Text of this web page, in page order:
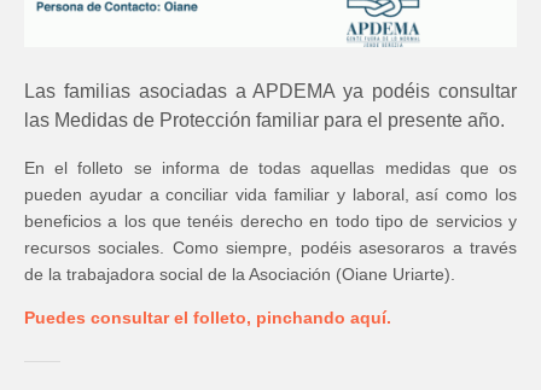
Las familias asociadas a APDEMA ya podéis consultar
las Medidas de Protección familiar para el presente año.
En el folleto se informa de todas aquellas medidas que os
pueden ayudar a conciliar vida familiar y laboral, así como los
beneficios a los que tenéis derecho en todo tipo de servicios y
recursos sociales. Como siempre, podéis asesoraros a través
de la trabajadora social de la Asociación (Oiane Uriarte).
Puedes consultar el folleto, pinchando aquí.